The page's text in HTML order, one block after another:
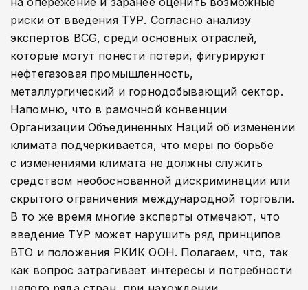
риски от введения ТУР. Согласно анализу
экспертов BCG, среди основных отраслей,
которые могут понести потери, фигурируют
нефтегазовая промышленность,
металлургический и горнодобывающий сектор.
Напомню, что в рамочной конвенции
Организации Объединенных Наций об изменении
климата подчеркивается, что меры по борьбе
с изменениями климата не должны служить
средством необоснованной дискриминации или
скрытого ограничения международной торговли.
В то же время многие эксперты отмечают, что
введение ТУР может нарушить ряд принципов
ВТО и положения РКИК ООН. Полагаем, что, так
как вопрос затрагивает интересы и потребности